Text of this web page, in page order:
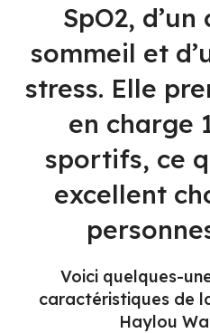
SpO2,
sommeil et
stress. Elle
en charge
sportifs, ce
excellent
Voici quelques-
caractéristiques de
Haylou